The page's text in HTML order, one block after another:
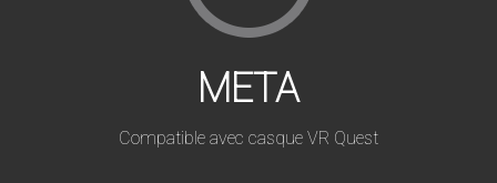
META
Compatible avec casque VR Quest